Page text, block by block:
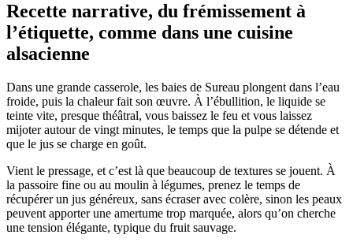
Recette narrative, du frémissement à
l’étiquette, comme dans une cuisine
alsacienne
Dans une grande casserole, les baies de Sureau plongent dans l’eau
froide, puis la chaleur fait son œuvre. À l’ébullition, le liquide se
teinte vite, presque théâtral, vous baissez le feu et vous laissez
mijoter autour de vingt minutes, le temps que la pulpe se détende et
que le jus se charge en goût.
Vient le pressage, et c’est là que beaucoup de textures se jouent. À
la passoire fine ou au moulin à légumes, prenez le temps de
récupérer un jus généreux, sans écraser avec colère, sinon les peaux
peuvent apporter une amertume trop marquée, alors qu’on cherche
une tension élégante, typique du fruit sauvage.